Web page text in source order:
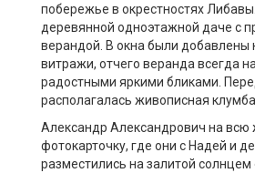
побережье в окрестностях
деревянной одноэтажной даче с
верандой. В окна были добавлены
витражи, отчего веранда всегда
радостными яркими бликами.
располагалась живописная
Александр Александрович на всю
фотокарточку, где они с Надей и
разместились на залитой солнцем